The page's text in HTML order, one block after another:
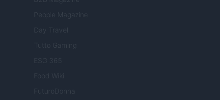
People Magazine
Day Travel
Tutto Gaming
ESG 365
Food Wiki
FuturoDonna